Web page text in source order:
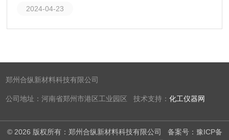
2024-04-23
郑州合纵新材料科技有限公司
公司地址：河南省郑州市港区工业园区 技术支持：化工仪器网
© 2026 版权所有：郑州合纵新材料科技有限公司 备案号：豫ICP备